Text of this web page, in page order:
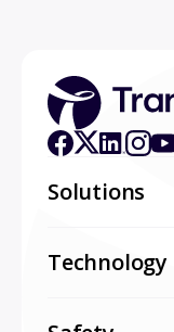
Solutions
Technology